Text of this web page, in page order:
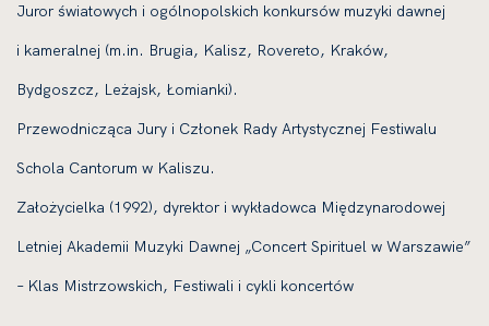
Juror światowych i ogólnopolskich konkursów muzyki dawnej
i kameralnej (m.in. Brugia, Kalisz, Rovereto, Kraków,
Bydgoszcz, Leżajsk, Łomianki).
Przewodnicząca Jury i Członek Rady Artystycznej Festiwalu
Schola Cantorum w Kaliszu.
Założycielka (1992), dyrektor i wykładowca Międzynarodowej
Letniej Akademii Muzyki Dawnej „Concert Spirituel w Warszawie”
– Klas Mistrzowskich, Festiwali i cykli koncertów